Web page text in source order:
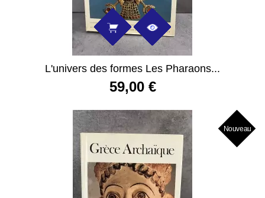
L'univers des formes Les Pharaons...
59,00 €
Nouveau